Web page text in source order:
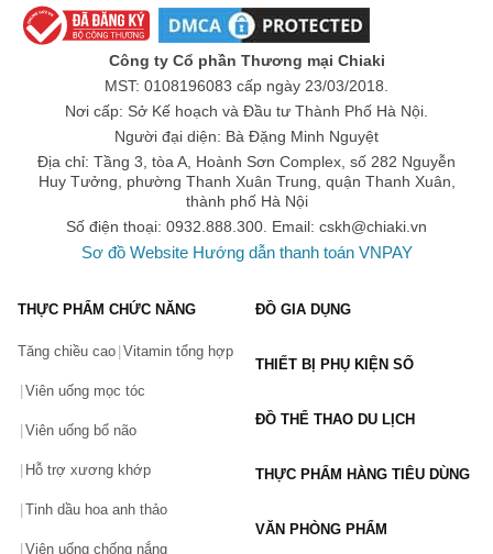
các sản phẩm chăm sóc, làm đẹp da của mình, đưa ra thị trường
những sản phẩm chất lượng hàng đầu, đến nay, Dr.Ci:Labo đã
trở thành thương hiệu dược mỹ phẩm có 1-0-2 tại Nhật Bản.
Theo công bố của Viện nghiên cứu Yano Ltd. Ngành công nghiệp
mỹ phẩm 2015, Dr.Ci:Labo đang chiếm 40% thị phần thị trường
mỹ phẩm y tế của Nhật Bản.
Mỹ phẩm của Dr.Ci:Labo có tốt không?
Ước mơ của Tiến sĩ Shirono là để mọi người hài lòng với làn da
trung lâu dài như họ muốn. Độ ẩm là chìa khóa của một chế độ
hóa và độ ẩm trở thành di sản của mình bằng cách liên tục đổi
mới và cải tiến các công thức để da có được và giữ ẩm.
Công thức độc đáo không chứa bất kỳ thành phần không cần
được lựa chọn cẩn thận sẽ giúp tôn lên vẻ đẹp của bất kỳ làn da
nào. Mỗi một sản phẩm của Dr.Ci:Labo trước khi đưa ra thị
trường đều được nghiên cứu, phát triển bởi các chuyên gia hàng
Công ty Cổ phần Thương mại Chiaki
MST: 0108196083 cấp ngày 23/03/2018.
Nơi cấp: Sở Kế hoạch và Đầu tư Thành Phố Hà Nội.
Người đại diện: Bà Đặng Minh Nguyệt
Địa chỉ: Tầng 3, tòa A, Hoành Sơn Complex, số 282 Nguyễn
Huy Tưởng, phường Thanh Xuân Trung, quận Thanh Xuân,
thành phố Hà Nội
Số điện thoại: 0932.888.300. Email: cskh@chiaki.vn
Sơ đồ Website Hướng dẫn thanh toán VNPAY
THỰC PHẨM CHỨC NĂNG
Tăng chiều cao Vitamin tổng hợp
Viên uống mọc tóc
Viên uống bổ não
Hỗ trợ xương khớp
Tinh dầu hoa anh thảo
Viên uống chống nắng
ĐỒ GIA DỤNG
THIẾT BỊ PHỤ KIỆN SỐ
ĐỒ THỂ THAO DU LỊCH
THỰC PHẨM HÀNG TIÊU DÙNG
VĂN PHÒNG PHẨM
Số lần áp dụng:
lần
Áp dụng cho đơn hàng từ:0
LẤY MÃ NGAY